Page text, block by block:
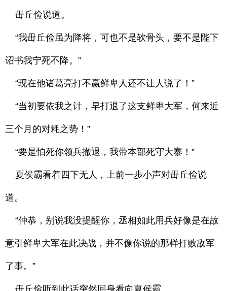
毌丘俭说道。
“我毌丘俭虽为降将，可也不是软骨头，要不是陛下
诏书我宁死不降。”
“现在他诸葛亮打不赢鲜卑人还不让人说了！”
“当初要依我之计，早打退了这支鲜卑大军，何来近
三个月的对耗之势！”
“要是怕死你领兵撤退，我带本部死守大寨！”
夏侯霸看着四下无人，上前一步小声对毌丘俭说
道。
“仲恭，别说我没提醒你，丞相如此用兵好像是在故
意引鲜卑大军在此决战，并不像你说的那样打败敌军
了事。”
毌丘俭听到此话突然回身看向夏侯霸。